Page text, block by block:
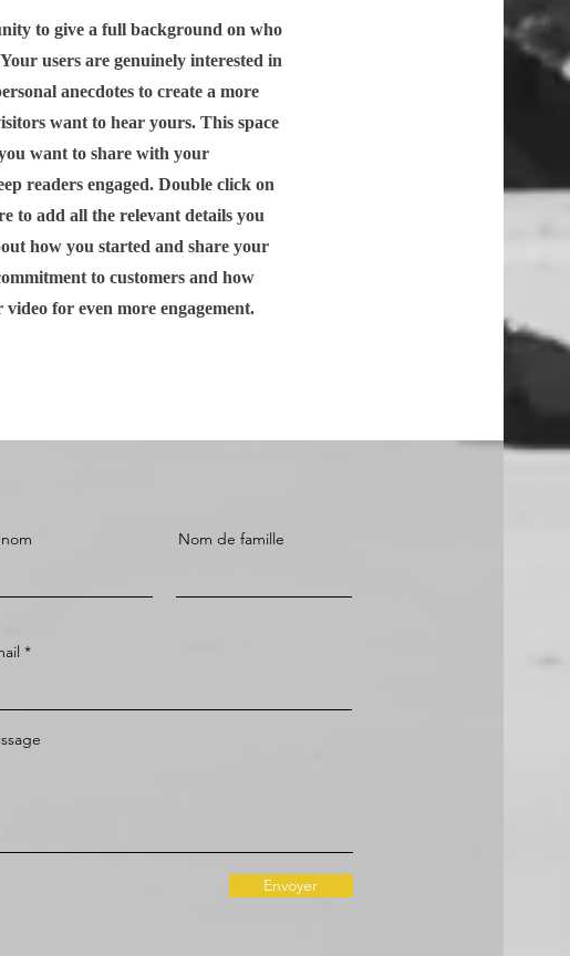
to give a full background on who
users are genuinely interested in
anecdotes to create a more
want to hear yours. This space
want to share with your
readers engaged. Double click on
to add all the relevant details you
how you started and share your
to customers and how
for even more engagement.
Nom de famille
Envoyer